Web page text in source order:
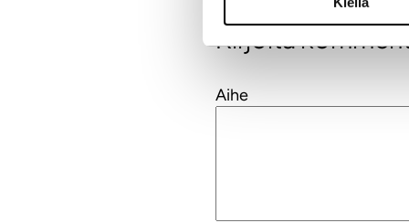
Kirjoita
Aihe